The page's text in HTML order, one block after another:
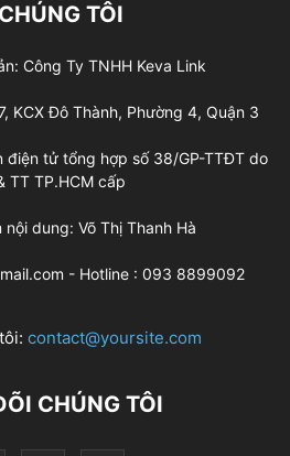
TÔI
Công Ty TNHH Keva Link
KCX Đô Thành, Phường 4, Quận 3
điện tử tổng hợp số 38/GP-TTĐT do
TT TP.HCM cấp
nội dung: Võ Thị Thanh Hà
- Hotline : 093 8899092
contact@yoursite.com
CHÚNG TÔI